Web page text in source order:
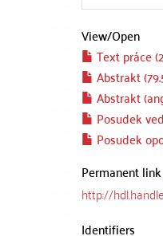
View/Open
Text práce
Abstrakt
Abstrakt
Posudek
Posudek
Permanent link
http://
Identifiers